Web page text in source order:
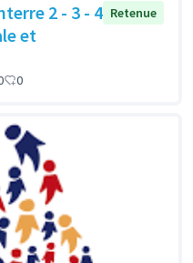
2 - 3 - 4
et
Retenue
0